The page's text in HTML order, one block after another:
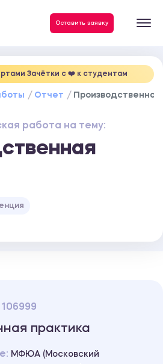
Оставить заявку
Зачётки c ❤️ к студентам
Отчет
работа на тему:
практика
МФЮА (Московский